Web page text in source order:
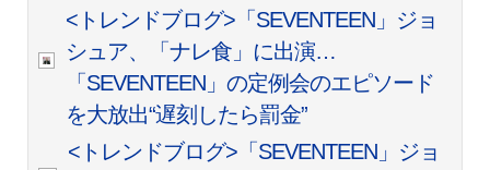
<トレンドブログ>「SEVENTEEN」ジョ
シュア、「ナレ食」に出演…
「SEVENTEEN」の定例会のエピソード
を大放出“遅刻したら罰金”
<トレンドブログ>「SEVENTEEN」ジョ